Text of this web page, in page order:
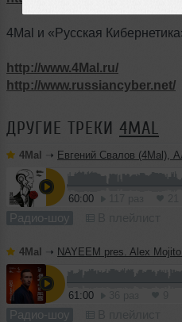
4Mal и «Русская
http://www.4Mal.ru/
http://www.russiancyber.net/
ДРУГИЕ ТРЕКИ 4MAL
4Mal ➝ Евгений Свалов (4Mal), Александр Киреев — Русская
60:00
Радио-шоу
4Mal ➝ NAYEEM pres. Alex Mojito — Микшер Русской кибернетики 461 с Евгением Сваловым
61:00
Радио-шоу